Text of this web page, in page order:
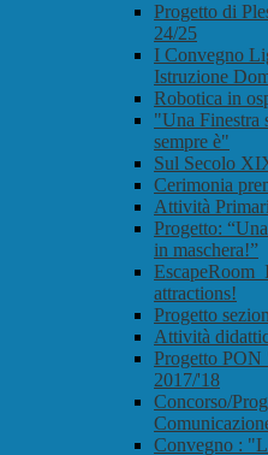
Progetto di
24/25
I Convegno
Istruzione
Robotica in
"Una Finestra
sempre è"
Sul Secolo
Cerimonia
Attività
Progetto:
in maschera!”
attractions!
Progetto
Attività
Progetto
2017/'18
Concorso/
Convegno :